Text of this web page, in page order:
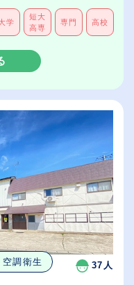
学
短大
高専
専門 高校
調衛生 37人